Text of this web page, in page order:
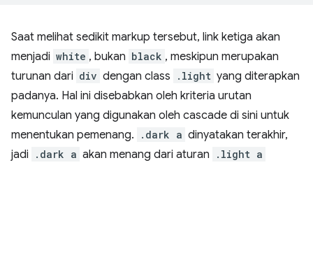
Saat melihat sedikit markup tersebut, link ketiga akan
menjadi white , bukan black , meskipun merupakan
turunan dari div dengan class .light yang diterapkan
padanya. Hal ini disebabkan oleh kriteria urutan
kemunculan yang digunakan oleh cascade di sini untuk
menentukan pemenang.
.dark a dinyatakan terakhir,
jadi
.dark a akan menang dari aturan .light a